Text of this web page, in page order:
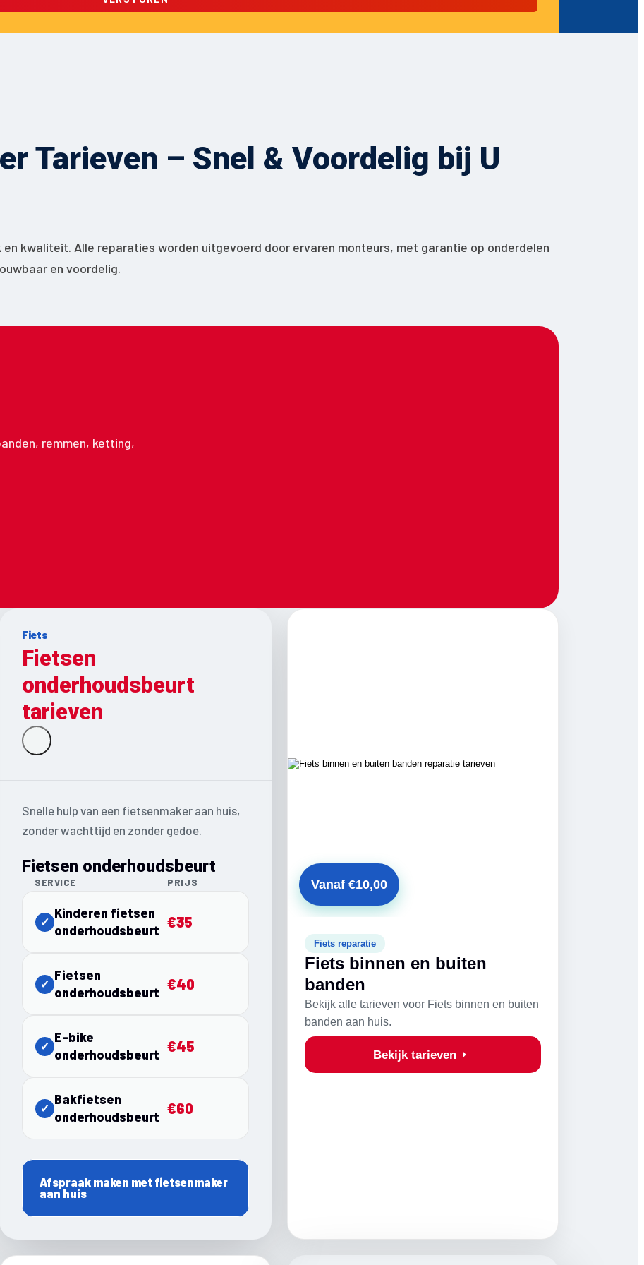
Tarieven – Snel & Voordelig bij U
kwaliteit. Alle reparaties worden uitgevoerd door ervaren monteurs, met garantie op onderdelen
en voordelig.
remmen, ketting,
Fiets
Fietsen
onderhoudsbeurt
tarieven
Snelle hulp van een fietsenmaker aan huis,
zonder wachttijd en zonder gedoe.
Fietsen onderhoudsbeurt
SERVICE PRIJS
✓
Kinderen fietsen
onderhoudsbeurt €35
✓
Fietsen
onderhoudsbeurt €40
✓
E-bike
onderhoudsbeurt €45
✓
Bakfietsen
onderhoudsbeurt €60
Afspraak maken met fietsenmaker
aan huis
Vanaf €10,00
Fiets reparatie
Fiets binnen en buiten
banden
Bekijk alle tarieven voor Fiets binnen en buiten
banden aan huis.
Bekijk tarieven